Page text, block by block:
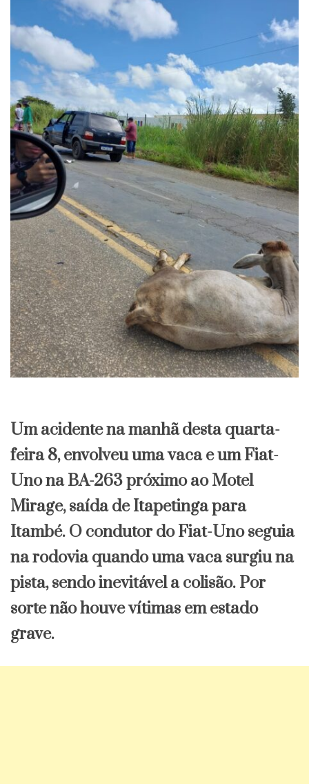
Um acidente na manhã desta quarta-
feira 8, envolveu uma vaca e um Fiat-
Uno na BA-263 próximo ao Motel
Mirage, saída de Itapetinga para
Itambé. O condutor do Fiat-Uno seguia
na rodovia quando uma vaca surgiu na
pista, sendo inevitável a colisão. Por
sorte não houve vítimas em estado
grave.